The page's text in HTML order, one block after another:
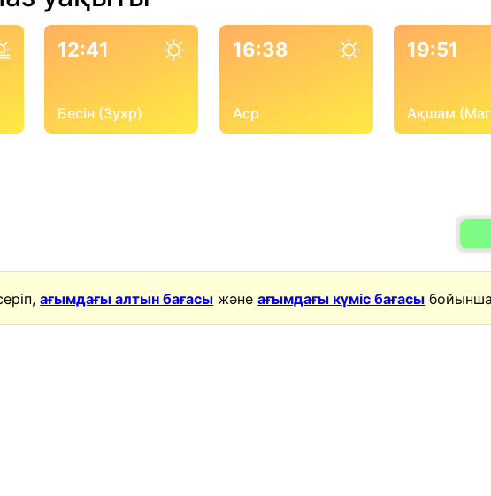
12:41
Бесін (Зухр)
16:38
Аср
19:51
Ақшам
ағымдағы алтын бағасы жәнеағымдағы күміс бағасы бойынша